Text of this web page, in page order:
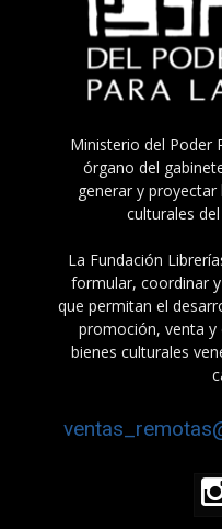
Ministerio del Poder
órgano del
generar y
culturales
La Fundación
formular, coordinar
que permitan el
promoción, venta y
bienes culturales